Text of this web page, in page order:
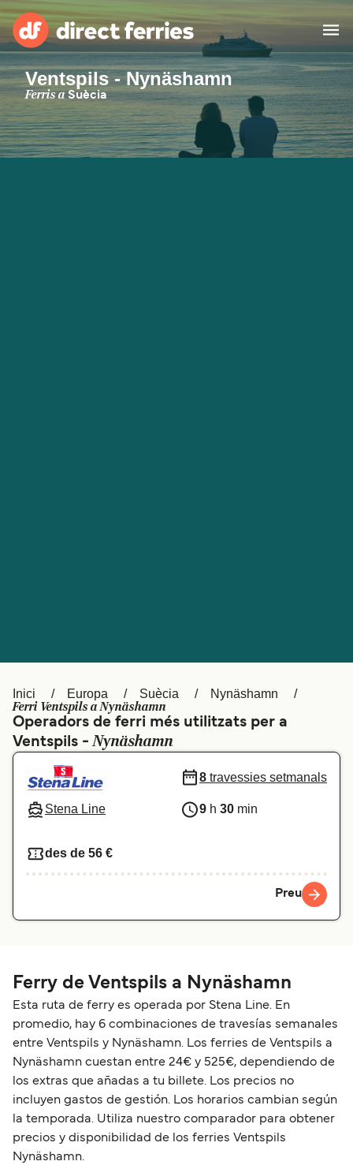
Països
Bitllets de Ferry
Ελλάδα Belgique (FR)
Polska Deutschland
Schweiz (DE) Norge
المغرب
Ventspils - Nynäshamn
Ferris aSuècia
Inici Europa Suècia Nynäshamn
Ferri Ventspils a Nynäshamn
Operadors de ferri més utilitzats per a
Ventspils -Nynäshamn
Stena Line
8 travessies setmanals
9 h 30 min
des de 56 €
Preu
Ferry de Ventspils a Nynäshamn
Esta ruta de ferry es operada por Stena Line. En
promedio, hay 6 combinaciones de travesías semanales
entre Ventspils y Nynäshamn. Los ferries de Ventspils a
Nynäshamn cuestan entre 24€ y 525€, dependiendo de
los extras que añadas a tu billete. Los precios no
incluyen gastos de gestión. Los horarios cambian según
la temporada. Utiliza nuestro comparador para obtener
precios y disponibilidad de los ferries Ventspils
Nynäshamn.